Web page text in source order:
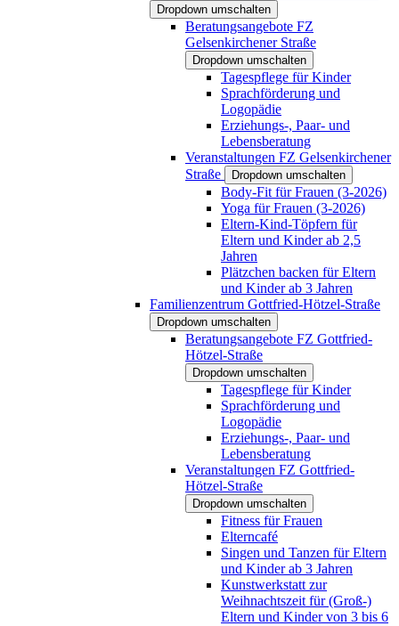
Dropdown umschalten
Beratungsangebote FZ
Gelsenkirchener Straße
Dropdown umschalten
Tagespflege für Kinder
Sprachförderung und
Logopädie
Erziehungs-, Paar- und
Lebensberatung
Veranstaltungen FZ Gelsenkirchener
Straße
Dropdown umschalten
Body-Fit für Frauen (3-2026)
Yoga für Frauen (3-2026)
Eltern-Kind-Töpfern für
Eltern und Kinder ab 2,5
Jahren
Plätzchen backen für Eltern
und Kinder ab 3 Jahren
Familienzentrum Gottfried-Hötzel-Straße
Dropdown umschalten
Beratungsangebote FZ Gottfried-
Hötzel-Straße
Dropdown umschalten
Tagespflege für Kinder
Sprachförderung und
Logopädie
Erziehungs-, Paar- und
Lebensberatung
Veranstaltungen FZ Gottfried-
Hötzel-Straße
Dropdown umschalten
Fitness für Frauen
Elterncafé
Singen und Tanzen für Eltern
und Kinder ab 3 Jahren
Kunstwerkstatt zur
Weihnachtszeit für (Groß-)
Eltern und Kinder von 3 bis 6